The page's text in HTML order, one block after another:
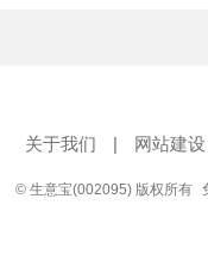
关于我们 | 网站建设
© 生意宝(002095) 版权所有